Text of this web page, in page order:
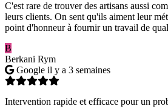
C'est rare de trouver des artisans aussi
leurs clients. On sent qu'ils aiment leur
point d'honneur à fournir un travail de
B
Berkani Rym
Google il y a 3 semaines
Intervention rapide et efficace pour un